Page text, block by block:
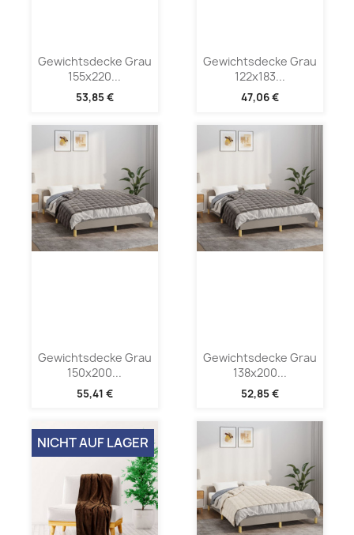
Gewichtsdecke Grau
155x220...
53,85 €
Gewichtsdecke Grau
122x183...
47,06 €
Gewichtsdecke Grau
150x200...
55,41 €
Gewichtsdecke Grau
138x200...
52,85 €
NICHT AUF LAGER